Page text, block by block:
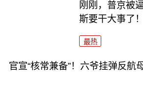
刚刚，普京被
斯要干大事了！
最热
官宣“核常兼备”！六爷挂弹反航